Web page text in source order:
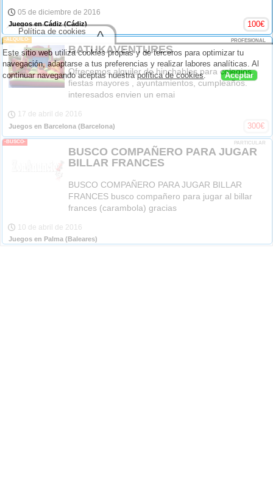
05 de diciembre de 2016
Juegos en Cádiz(Cádiz) 100€
-ALQUILO- PROFESIONAL
BATUKAVENTURES
Ofrecemos alquiler de hinchables para colegios,
fiestas mayores , ayuntamientos, cumpleaños.
interesados envien un emai
17 de abril de 2016
Juegos en Barcelona (Barcelona) 300€
-BUSCO- PARTICULAR
BUSCO COMPAÑERO PARA JUGAR
BILLAR FRANCES
BUSCO COMPAÑERO PARA JUGAR BILLAR
FRANCES busco compañero para jugar al billar
frances (carambola) gracias
10 de abril de 2016
Juegos en Palma (Baleares)
Este sitio web utiliza cookies propias y de terceros para optimizar tu
navegación, adaptarse a tus preferencias y realizar labores analíticas. Al
continuar navegando aceptas nuestrapolítica de cookies. Aceptar
Política de cookies ^